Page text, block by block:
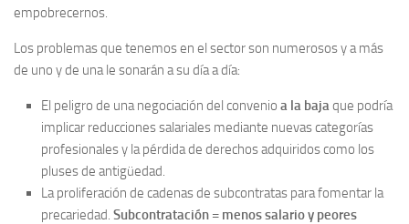
empobrecernos.
Los problemas que tenemos en el sector son numerosos y a más
de uno y de una le sonarán a su día a día:
El peligro de una negociación del convenio a la bajaque podría
implicar reducciones salariales mediante nuevas categorías
profesionales y la pérdida de derechos adquiridos como los
pluses de antigüedad.
La proliferación de cadenas de subcontratas para fomentar la
precariedad. Subcontratación = menos salario y peores